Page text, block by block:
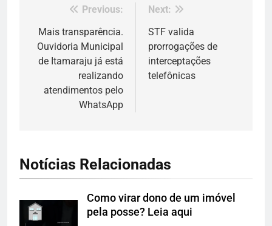
Navegação
de
Post
Previous:
Mais transparência.
Ouvidoria Municipal
de Itamaraju já está
realizando
atendimentos pelo
WhatsApp
Next:
STF valida
prorrogações de
interceptações
telefônicas
Notícias Relacionadas
Como virar dono de um imóvel
pela posse? Leia aqui